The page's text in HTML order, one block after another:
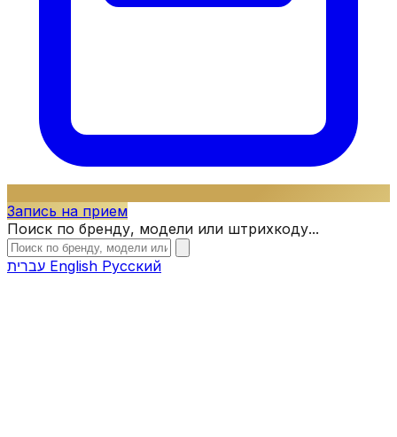
Запись на прием
Поиск по бренду, модели или штрихкоду...
English Русский